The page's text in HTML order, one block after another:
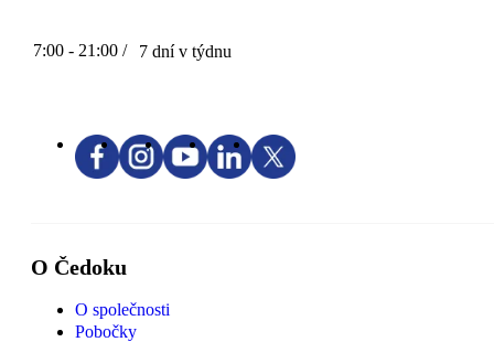
7:00 - 21:00 / 7 dní v týdnu
O Čedoku
O společnosti
Pobočky